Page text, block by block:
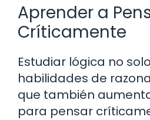
Aprender a
Críticamente
Estudiar lógica no
habilidades de
que también
para pensar